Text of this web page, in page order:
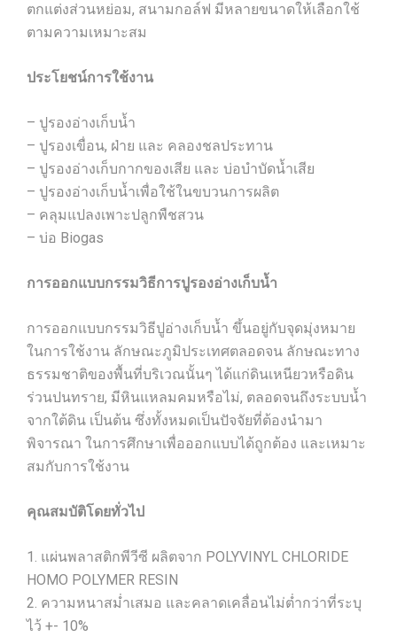
ตกแต่งส่วนหย่อม, สนามกอล์ฟ มีหลายขนาดให้เลือกใช้
ตามความเหมาะสม
ประโยชน์การใช้งาน
– ปูรองอ่างเก็บน้ำ
– ปูรองเขื่อน, ฝ่าย และ คลองชลประทาน
– ปูรองอ่างเก็บกากของเสีย และ บ่อบำบัดน้ำเสีย
– ปูรองอ่างเก็บน้ำเพื่อใช้ในขบวนการผลิต
– คลุมแปลงเพาะปลูกพืชสวน
– บ่อ Biogas
การออกแบบกรรมวิธีการปูรองอ่างเก็บน้ำ
การออกแบบกรรมวิธีปูอ่างเก็บน้ำ ขึ้นอยู่กับจุดมุ่งหมาย
ในการใช้งาน ลักษณะภูมิประเทศตลอดจน ลักษณะทาง
ธรรมชาติของพื้นที่บริเวณนั้นๆ ได้แก่ดินเหนียวหรือดิน
ร่วนปนทราย, มีหินแหลมคมหรือไม่, ตลอดจนถึงระบบน้ำ
จากใต้ดิน เป็นต้น ซึ่งทั้งหมดเป็นปัจจัยที่ต้องนำมา
พิจารณา ในการศึกษาเพื่อออกแบบได้ถูกต้อง และเหมาะ
สมกับการใช้งาน
คุณสมบัติโดยทั่วไป
1. แผ่นพลาสติกพีวีซี ผลิตจาก POLYVINYL CHLORIDE
HOMO POLYMER RESIN
2. ความหนาสม่ำเสมอ และคลาดเคลื่อนไม่ต่ำกว่าที่ระบุ
ไว้ +- 10%